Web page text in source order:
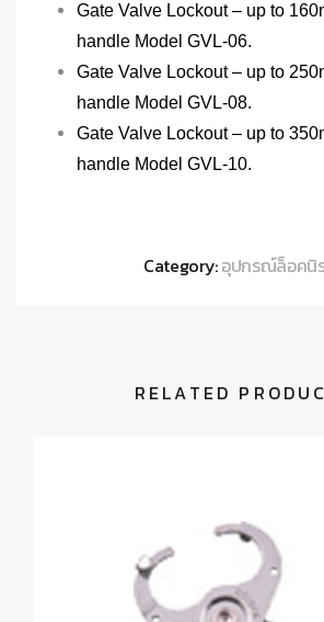
Gate Valve Lockout – up to
handle Model GVL-06.
Gate Valve Lockout – up to
handle Model GVL-08.
Gate Valve Lockout – up to
handle Model GVL-10.
Category:อุปกรณ์ล็อคนิ
RELATED